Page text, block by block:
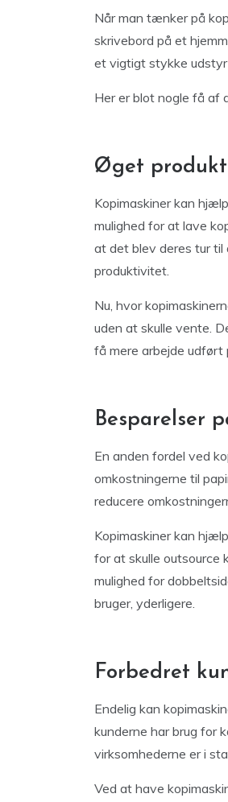
Når man tænker på
skrivebord på et
et vigtigt stykke
Her er blot nogle få af
Øget
Kopimaskiner kan
mulighed for at lave
at det blev deres tur til
produktivitet.
Nu, hvor
uden at skulle vente.
få mere arbejde udført
Besparelser
En anden fordel ved
omkostningerne til
reducere
Kopimaskiner kan
for at skulle outsource
mulighed for
bruger, yderligere.
Forbedret
Endelig kan
kunderne har brug for
virksomhederne er i
Ved at have